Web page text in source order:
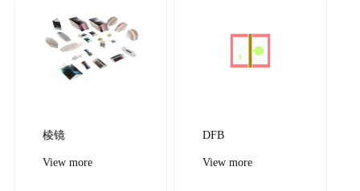
棱镜
View more
DFB
View more